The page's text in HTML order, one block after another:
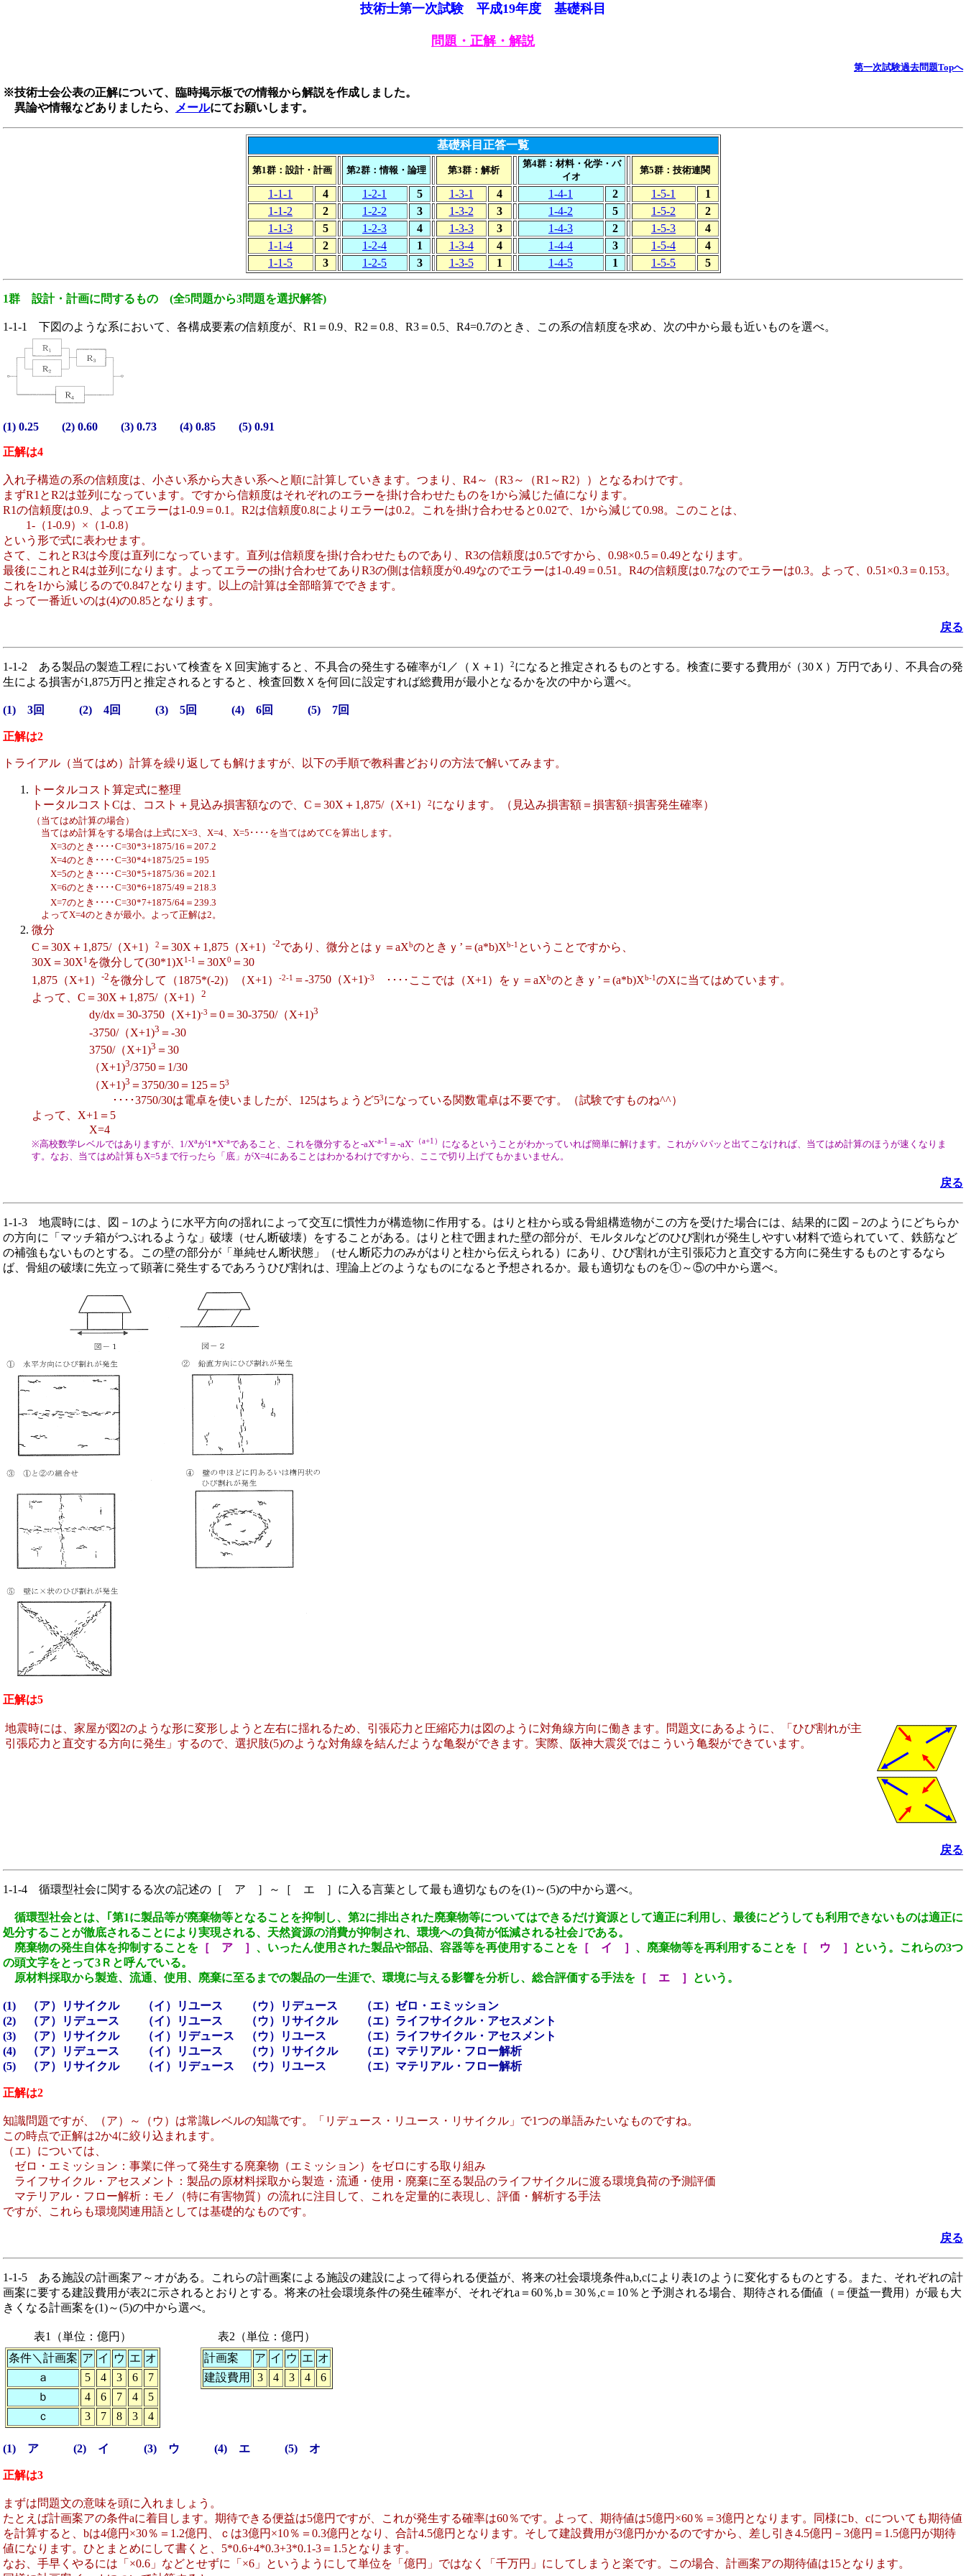
技術士第一次試験 平成19年度 基礎科目
問題・正解・解説
第一次試験過去問題Topへ
※技術士会公表の正解について、臨時掲示板での情報から解説を作成しました。
異論や情報などありましたら、
メールにてお願いします。
基礎科目正答一覧
第1群：設計・計画 第2群：情報・論理 第3群：解析
第4群：材料・化学・バ
イオ
第5群：技術連関
1-1-1 4 1-2-1 5 1-3-1 4 1-4-1 2 1-5-1
1
1-1-2
2 1-2-2 3 1-3-2 3 1-4-2 5 1-5-2
2
1-1-3
5 1-2-3 4 1-3-3 3 1-4-3 2 1-5-3
4
1-1-4
2 1-2-4 1 1-3-4 4 1-4-4 3 1-5-4
4
1-1-5
3 1-2-5 3 1-3-5 1 1-4-5 1 1-5-5 5
1群 設計・計画に問するもの (全5問題から3問題を選択解答)
1-1-1 下図のような系において、各構成要素の信頼度が、R1＝0.9、R2＝0.8、R3＝0.5、R4=0.7のとき、この系の信頼度を求め、次の中から最も近いものを選べ。
(1) 0.25 (2) 0.60 (3) 0.73 (4) 0.85 (5) 0.91
正解は4
入れ子構造の系の信頼度は、小さい系から大きい系へと順に計算していきます。つまり、R4～（R3～（R1～R2））となるわけです。
まずR1とR2は並列になっています。ですから信頼度はそれぞれのエラーを掛け合わせたものを1から減じた値になります。
R1の信頼度は0.9、よってエラーは1-0.9＝0.1。R2は信頼度0.8によりエラーは0.2。これを掛け合わせると0.02で、1から減じて0.98。このことは、
1-（1-0.9）×（1-0.8）
という形で式に表わせます。
さて、これとR3は今度は直列になっています。直列は信頼度を掛け合わせたものであり、R3の信頼度は0.5ですから、0.98×0.5＝0.49となります。
最後にこれとR4は並列になります。よってエラーの掛け合わせてありR3の側は信頼度が0.49なのでエラーは1-0.49＝0.51。R4の信頼度は0.7なのでエラーは0.3。よって、0.51×0.3＝0.153。
これを1から減じるので0.847となります。以上の計算は全部暗算でできます。
よって一番近いのは(4)の0.85となります。
戻る
1-1-2 ある製品の製造工程において検査をＸ回実施すると、不具合の発生する確率が1／（Ｘ＋1） 2になると推定されるものとする。検査に要する費用が（30Ｘ）万円であり、不具合の発
生による損害が1,875万円と推定されるとすると、検査回数Ｘを何回に設定すれば総費用が最小となるかを次の中から選べ。
(1) 3回 (2) 4回 (3) 5回 (4) 6回 (5) 7回
正解は2
トライアル（当てはめ）計算を繰り返しても解けますが、以下の手順で教科書どおりの方法で解いてみます。
トータルコスト算定式に整理
トータルコストCは、コスト＋見込み損害額なので、C＝30X＋1,875/（X+1）
2になります。（見込み損害額＝損害額÷損害発生確率）
（当てはめ計算の場合）
当てはめ計算をする場合は上式にX=3、X=4、X=5････を当てはめてCを算出します。
X=3のとき････C=30*3+1875/16＝207.2
X=4のとき････C=30*4+1875/25＝195
X=5のとき････C=30*5+1875/36＝202.1
X=6のとき････C=30*6+1875/49＝218.3
X=7のとき････C=30*7+1875/64＝239.3
よってX=4のときが最小。よって正解は2。
微分
C＝30X＋1,875/（X+1）
2 ＝30X＋1,875（X+1） -2であり、微分とはｙ＝aXbのときｙ’＝(a*b)Xb-1 ということですから、
30X＝30X1 を微分して(30*1)X1-1 ＝30X0 ＝30
1,875（X+1） -2 を微分して（1875*(-2)）（X+1） -2-1 ＝-3750（X+1)-3 ････ここでは（X+1）を ｙ＝aXbのときｙ’＝(a*b)Xb-1のXに当てはめています。
よって、C＝30X＋1,875/（X+1） 2
dy/dx＝30-3750 （X+1)-3 ＝0＝30-3750/（X+1)3
-3750/（X+1)3 ＝-30
3750/（X+1)3 ＝30
（X+1)3/3750＝1/30
（X+1)3 ＝3750/30＝125＝53
････3750/30は電卓を使いましたが、125はちょうど53になっている関数電卓は不要です。（試験ですものね^^）
よって、X+1＝5
X=4
※高校数学レベルではありますが、1/Xaが1*X-aであること、これを微分すると-aX-a-1 ＝-aX-（a+1） になるということがわかっていれば簡単に解けます。これがパパッと出てこなければ、当てはめ計算のほうが速くなりま
す。なお、当てはめ計算もX=5まで行ったら「底」がX=4にあることはわかるわけですから、ここで切り上げてもかまいません。
戻る
1-1-3 地震時には、図－1のように水平方向の揺れによって交互に慣性力が構造物に作用する。はりと柱から或る骨組構造物がこの方を受けた場合には、結果的に図－2のようにどちらか
の方向に「マッチ箱がつぶれるような」破壊（せん断破壊）をすることがある。はりと柱で囲まれた壁の部分が、モルタルなどのひび割れが発生しやすい材料で造られていて、鉄筋など
の補強もないものとする。この壁の部分が「単純せん断状態」（せん断応力のみがはりと柱から伝えられる）にあり、ひび割れが主引張応力と直交する方向に発生するものとするなら
ば、骨組の破壊に先立って顕著に発生するであろうひび割れは、理論上どのようなものになると予想されるか。最も適切なものを①～⑤の中から選べ。
正解は5
地震時には、家屋が図2のような形に変形しようと左右に揺れるため、引張応力と圧縮応力は図のように対角線方向に働きます。問題文にあるように、「ひび割れが主
引張応力と直交する方向に発生」するので、選択肢(5)のような対角線を結んだような亀裂ができます。実際、阪神大震災ではこういう亀裂ができています。
戻る
1-1-4 循環型社会に関するる次の記述の［ ア ］～［ エ ］に入る言葉として最も適切なものを(1)～(5)の中から選べ。
循環型社会とは、｢第1に製品等が廃棄物等となることを抑制し、第2に排出された廃棄物等についてはできるだけ資源として適正に利用し、最後にどうしても利用できないものは適正に
処分することが徹底されることにより実現される、天然資源の消費が抑制され、環境への負荷が低減される社会｣である。
廃棄物の発生自体を抑制することを ［ ア ］ 、いったん使用された製品や部品、容器等を再使用することを ［ イ ］ 、廃棄物等を再利用することを ［ ウ ］
という。これらの3つ
の頭文字をとって3Ｒと呼んでいる。
原材料採取から製造、流通、使用、廃棄に至るまでの製品の一生涯で、環境に与える影響を分析し、総合評価する手法を ［ エ ］ という。
(1) （ア）リサイクル （イ）リユース （ウ）リデュース （エ）ゼロ・エミッション
(2) （ア）リデュース （イ）リユース （ウ）リサイクル （エ）ライフサイクル・アセスメント
(3) （ア）リサイクル （イ）リデュース （ウ）リユース （エ）ライフサイクル・アセスメント
(4) （ア）リデュース （イ）リユース （ウ）リサイクル （エ）マテリアル・フロー解析
(5) （ア）リサイクル （イ）リデュース （ウ）リユース （エ）マテリアル・フロー解析
正解は2
知識問題ですが、（ア）～（ウ）は常識レベルの知識です。「リデュース・リユース・リサイクル」で1つの単語みたいなものですね。
この時点で正解は2か4に絞り込まれます。
（エ）については、
ゼロ・エミッション：事業に伴って発生する廃棄物（エミッション）をゼロにする取り組み
ライフサイクル・アセスメント：製品の原材料採取から製造・流通・使用・廃棄に至る製品のライフサイクルに渡る環境負荷の予測評価
マテリアル・フロー解析：モノ（特に有害物質）の流れに注目して、これを定量的に表現し、評価・解析する手法
ですが、これらも環境関連用語としては基礎的なものです。
戻る
1-1-5 ある施設の計画案ア～オがある。これらの計画案による施設の建設によって得られる便益が、将来の社会環境条件a,b,cにより表1のように変化するものとする。また、それぞれの計
画案に要する建設費用が表2に示されるとおりとする。将来の社会環境条件の発生確率が、それぞれa＝60％,b＝30％,c＝10％と予測される場合、期待される価値（＝便益一費用）が最も大
きくなる計画案を(1)～(5)の中から選べ。
表1（単位：億円）
表2（単位：億円）
条件＼計画案 ア イ ウ エ オ
ａ
5 4 3 6
7
ｂ
4 6 7 4
5
ｃ
3 7 8 3 4
計画案 ア イ ウ エ オ
建設費用
3 4 3 4 6
(1) ア (2) イ (3) ウ (4) エ (5) オ
正解は3
まずは問題文の意味を頭に入れましょう。
たとえば計画案アの条件aに着目します。期待できる便益は5億円ですが、これが発生する確率は60％です。よって、期待値は5億円×60％＝3億円となります。同様にb、cについても期待値
を計算すると、bは4億円×30％＝1.2億円、ｃは3億円×10％＝0.3億円となり、合計4.5億円となります。そして建設費用が3億円かかるのですから、差し引き4.5億円－3億円＝1.5億円が期待
値になります。ひとまとめにして書くと、5*0.6+4*0.3+3*0.1-3＝1.5となります。
なお、手早くやるには「×0.6」などとせずに「×6」というようにして単位を「億円」ではなく「千万円」にしてしまうと楽です。この場合、計画案アの期待値は15となります。